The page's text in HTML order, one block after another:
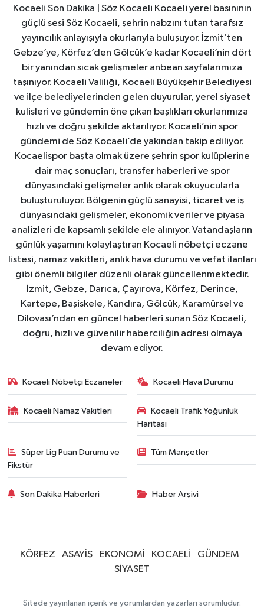
Kocaeli Son Dakika | Söz Kocaeli Kocaeli yerel basınının
güçlü sesi Söz Kocaeli, şehrin nabzını tutan tarafsız
yayıncılık anlayışıyla okurlarıyla buluşuyor. İzmit’ten
Gebze’ye, Körfez’den Gölcük’e kadar Kocaeli’nin dört
bir yanından sıcak gelişmeler anbean sayfalarımıza
taşınıyor. Kocaeli Valiliği, Kocaeli Büyükşehir Belediyesi
ve ilçe belediyelerinden gelen duyurular, yerel siyaset
kulisleri ve gündemin öne çıkan başlıkları okurlarımıza
hızlı ve doğru şekilde aktarılıyor. Kocaeli’nin spor
gündemi de Söz Kocaeli’de yakından takip ediliyor.
Kocaelispor başta olmak üzere şehrin spor kulüplerine
dair maç sonuçları, transfer haberleri ve spor
dünyasındaki gelişmeler anlık olarak okuyucularla
buluşturuluyor. Bölgenin güçlü sanayisi, ticaret ve iş
dünyasındaki gelişmeler, ekonomik veriler ve piyasa
analizleri de kapsamlı şekilde ele alınıyor. Vatandaşların
günlük yaşamını kolaylaştıran Kocaeli nöbetçi eczane
listesi, namaz vakitleri, anlık hava durumu ve vefat ilanları
gibi önemli bilgiler düzenli olarak güncellenmektedir.
İzmit, Gebze, Darıca, Çayırova, Körfez, Derince,
Kartepe, Başiskele, Kandıra, Gölcük, Karamürsel ve
Dilovası’ndan en güncel haberleri sunan Söz Kocaeli,
doğru, hızlı ve güvenilir haberciliğin adresi olmaya
devam ediyor.
Kocaeli Nöbetçi Eczaneler Kocaeli Hava Durumu
Kocaeli Namaz Vakitleri
Kocaeli Trafik Yoğunluk
Haritası
Süper Lig Puan Durumu ve
Fikstür
Tüm Manşetler
Son Dakika Haberleri Haber Arşivi
KÖRFEZ ASAYİŞ EKONOMİ KOCAELİ
GÜNDEM
SİYASET
Sitede yayınlanan içerik ve yorumlardan yazarları sorumludur.